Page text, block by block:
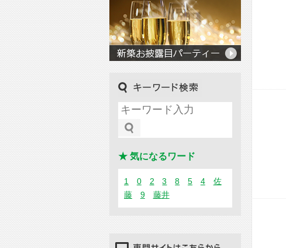
★ 気になるワード
1 0 2 3 8 5 4
佐
藤
9 藤井